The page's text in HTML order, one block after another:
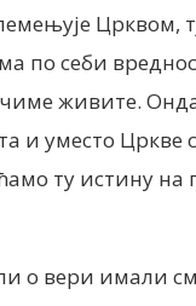
Црквом,
по себи
живите.
и уместо Цркве
ту истину
о вери имали